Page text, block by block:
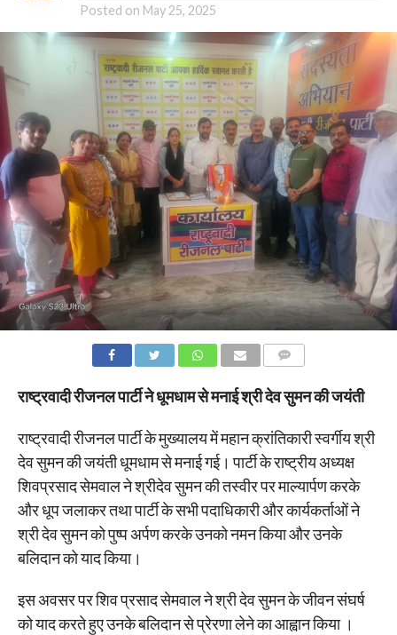
Posted on May 25, 2025
राष्ट्रवादी रीजनल पार्टी ने धूमधाम से मनाई श्री देव सुमन की जयंती
राष्ट्रवादी रीजनल पार्टी के मुख्यालय में महान क्रांतिकारी स्वर्गीय श्री
देव सुमन की जयंती धूमधाम से मनाई गई। पार्टी के राष्ट्रीय अध्यक्ष
शिवप्रसाद सेमवाल ने श्रीदेव सुमन की तस्वीर पर माल्यार्पण करके
और धूप जलाकर तथा पार्टी के सभी पदाधिकारी और कार्यकर्ताओं ने
श्री देव सुमन को पुष्प अर्पण करके उनको नमन किया और उनके
बलिदान को याद किया।
इस अवसर पर शिव प्रसाद सेमवाल ने श्री देव सुमन के जीवन संघर्ष
को याद करते हुए उनके बलिदान से प्रेरणा लेने का आह्वान किया ।